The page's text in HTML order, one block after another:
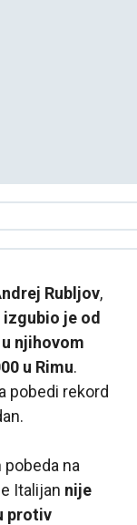
Rubljov,
izgubio je od
njihovom
u Rimu.
pobedi rekord
na
Italijan nije
protiv